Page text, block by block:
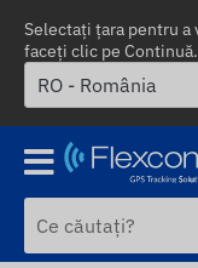
Selectați țara pentru
faceți clic pe Continuă.